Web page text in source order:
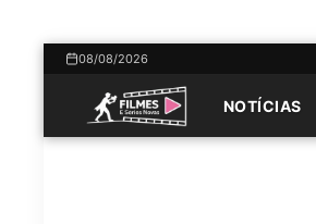
08/08/2026
NOTÍCIAS